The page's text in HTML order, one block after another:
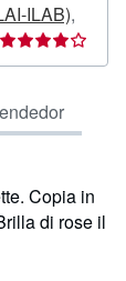
ILAB),
Calificación
Copia in
di rose il